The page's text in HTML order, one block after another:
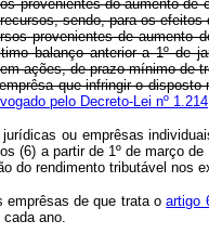
provenientes do aumento
sendo, para os
provenientes de aumento
balanço anterior a 1º de
ações, de prazo mínimo de
que infringir o
pelo Decreto-Lei nº
ou emprêsas individuais
(6) a partir de 1º de março
do rendimento tributável nos
de que trata oartigo
ano.